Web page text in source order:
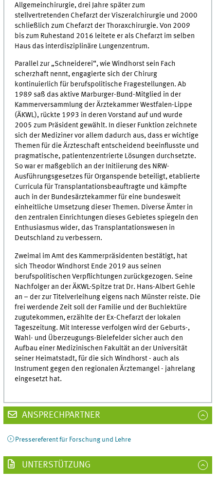
Allgemeinchirurgie, drei Jahre später zum
stellvertretenden Chefarzt der Viszeralchirurgie und 2000
schließlich zum Chefarzt der Thoraxchirurgie. Von 2009
bis zum Ruhestand 2016 leitete er als Chefarzt im selben
Haus das interdisziplinäre Lungenzentrum.
Parallel zur „Schneiderei“, wie Windhorst sein Fach
scherzhaft nennt, engagierte sich der Chirurg
kontinuierlich für berufspolitische Fragestellungen. Ab
1989 saß das aktive Marburger-Bund-Mitglied in der
Kammerversammlung der Ärztekammer Westfalen-Lippe
(ÄKWL), rückte 1993 in deren Vorstand auf und wurde
2005 zum Präsident gewählt. In dieser Funktion zeichnete
sich der Mediziner vor allem dadurch aus, dass er wichtige
Themen für die Ärzteschaft entscheidend beeinflusste und
pragmatische, patientenzentrierte Lösungen durchsetzte.
So war er maßgeblich an der Initiierung des NRW-
Ausführungsgesetzes für Organspende beteiligt, etablierte
Curricula für Transplantationsbeauftragte und kämpfte
auch in der Bundesärztekammer für eine bundesweit
einheitliche Umsetzung dieser Themen. Diverse Ämter in
den zentralen Einrichtungen dieses Gebietes spiegeln den
Enthusiasmus wider, das Transplantationswesen in
Deutschland zu verbessern.
Zweimal im Amt des Kammerpräsidenten bestätigt, hat
sich Theodor Windhorst Ende 2019 aus seinen
berufspolitischen Verpflichtungen zurückgezogen. Seine
Nachfolger an der ÄKWL-Spitze trat Dr. Hans-Albert Gehle
an – der zur Titelverleihung eigens nach Münster reiste. Die
frei werdende Zeit soll der Familie und der Buchlektüre
zugutekommen, erzählte der Ex-Chefarzt der lokalen
Tageszeitung. Mit Interesse verfolgen wird der Geburts-,
Wahl- und Überzeugungs-Bielefelder sicher auch den
Aufbau einer Medizinischen Fakultät an der Universität
seiner Heimatstadt, für die sich Windhorst - auch als
Instrument gegen den regionalen Ärztemangel - jahrelang
eingesetzt hat.
ANSPRECHPARTNER
Pressereferent für Forschung und Lehre
UNTERSTÜTZUNG